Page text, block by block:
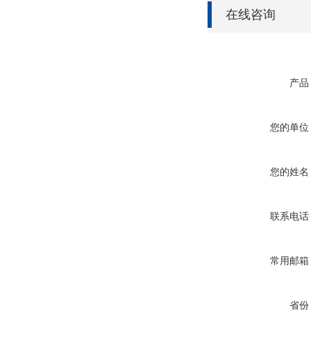
在线咨询
产品
您的单位
您的姓名
联系电话
常用邮箱
省份